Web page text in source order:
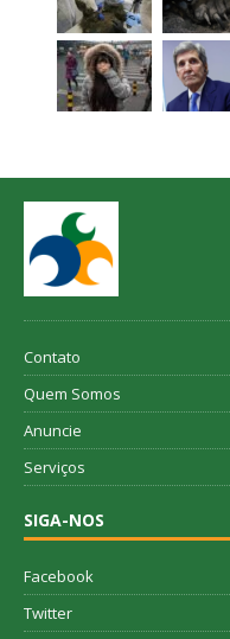
Contato
Quem Somos
Anuncie
Serviços
SIGA-NOS
Facebook
Twitter